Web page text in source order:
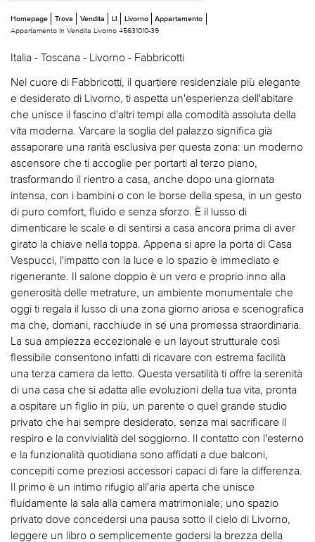
Homepage Trova Vendita LI Livorno
Appartamento
Appartamento In Vendita Livorno 45631010-39
Italia - Toscana - Livorno - Fabbricotti
Nel cuore di Fabbricotti, il quartiere residenziale più elegante
e desiderato di Livorno, ti aspetta un'esperienza dell'abitare
che unisce il fascino d'altri tempi alla comodità assoluta della
vita moderna. Varcare la soglia del palazzo significa già
assaporare una rarità esclusiva per questa zona: un moderno
ascensore che ti accoglie per portarti al terzo piano,
trasformando il rientro a casa, anche dopo una giornata
intensa, con i bambini o con le borse della spesa, in un gesto
di puro comfort, fluido e senza sforzo. È il lusso di
dimenticare le scale e di sentirsi a casa ancora prima di aver
girato la chiave nella toppa. Appena si apre la porta di Casa
Vespucci, l'impatto con la luce e lo spazio è immediato e
rigenerante. Il salone doppio è un vero e proprio inno alla
generosità delle metrature, un ambiente monumentale che
oggi ti regala il lusso di una zona giorno ariosa e scenografica
ma che, domani, racchiude in sé una promessa straordinaria.
La sua ampiezza eccezionale e un layout strutturale così
flessibile consentono infatti di ricavare con estrema facilità
una terza camera da letto. Questa versatilità ti offre la serenità
di una casa che si adatta alle evoluzioni della tua vita, pronta
a ospitare un figlio in più, un parente o quel grande studio
privato che hai sempre desiderato, senza mai sacrificare il
respiro e la convivialità del soggiorno. Il contatto con l'esterno
e la funzionalità quotidiana sono affidati a due balconi,
concepiti come preziosi accessori capaci di fare la differenza.
Il primo è un intimo rifugio all'aria aperta che unisce
fluidamente la sala alla camera matrimoniale; uno spazio
privato dove concedersi una pausa sotto il cielo di Livorno,
leggere un libro o semplicemente godersi la brezza della